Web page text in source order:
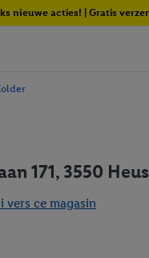
nieuwe acties! | Gratis
171, 3550
vers ce magasin